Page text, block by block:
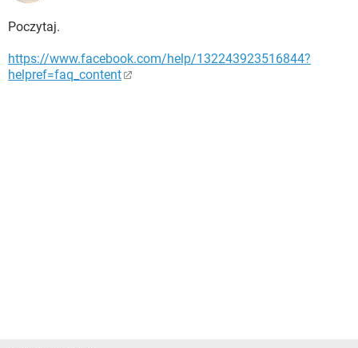
Poczytaj.
https://www.facebook.com/help/132243923516844?
helpref=faq_content